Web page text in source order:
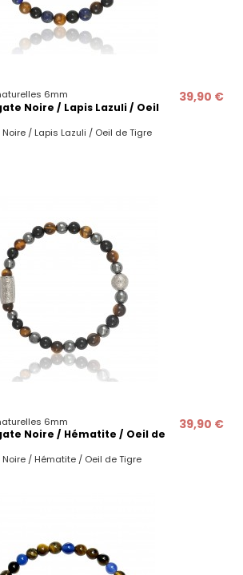
6mm
Noire / Lapis Lazuli / Oeil
39,90 €
/ Lapis Lazuli / Oeil de Tigre
6mm
Noire / Hématite / Oeil de
39,90 €
/ Hématite / Oeil de Tigre